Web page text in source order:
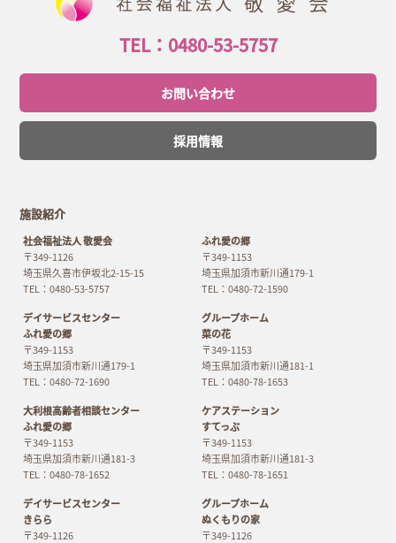
TEL：0480-53-5757
お問い合わせ
採用情報
施設紹介
社会福祉法人 敬愛会
〒349-1126
埼玉県久喜市伊坂北2-15-15
TEL：0480-53-5757
ふれ愛の郷
〒349-1153
埼玉県加須市新川通179-1
TEL：0480-72-1590
デイサービスセンター
ふれ愛の郷
〒349-1153
埼玉県加須市新川通179-1
TEL：0480-72-1690
グループホーム
菜の花
〒349-1153
埼玉県加須市新川通181-1
TEL：0480-78-1653
大利根高齢者相談センター
ふれ愛の郷
〒349-1153
埼玉県加須市新川通181-3
TEL：0480-78-1652
ケアステーション
すてっぷ
〒349-1153
埼玉県加須市新川通181-3
TEL：0480-78-1651
デイサービスセンター
きらら
〒349-1126
グループホーム
ぬくもりの家
〒349-1126